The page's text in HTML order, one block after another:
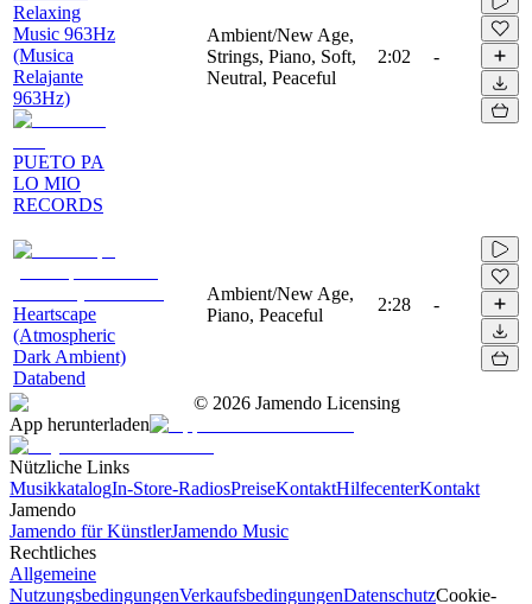
Relaxing
Music 963Hz
(Musica
Relajante
963Hz)
PUETO PA
LO MIO
RECORDS
Ambient/New Age,
Strings, Piano, Soft,
Neutral, Peaceful
2:02 -
Heartscape
(Atmospheric
Dark Ambient)
Databend
Ambient/New Age,
Piano, Peaceful
2:28 -
© 2026 Jamendo Licensing
App herunterladen
Nützliche Links
MusikkatalogIn-Store-RadiosPreiseKontaktHilfecenterKontakt
Jamendo
Jamendo für KünstlerJamendo Music
Rechtliches
Allgemeine
NutzungsbedingungenVerkaufsbedingungenDatenschutzCookie-